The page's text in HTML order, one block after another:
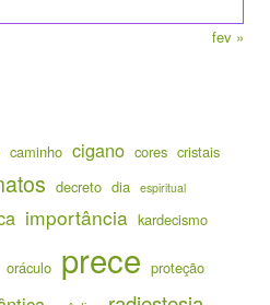
fev »
caminho cigano cores cristais
decreto dia espiritual
importância kardecismo
oráculo prece proteção